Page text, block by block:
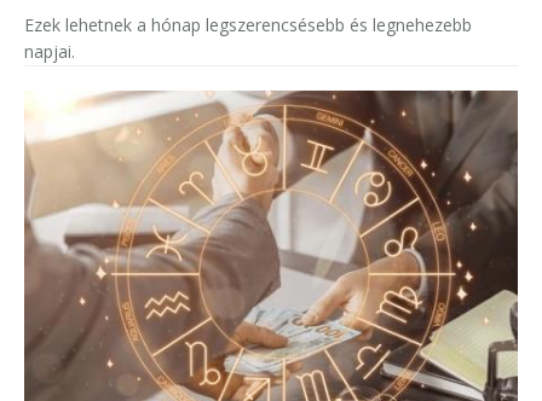
Ezek lehetnek a hónap legszerencsésebb és legnehezebb
napjai.